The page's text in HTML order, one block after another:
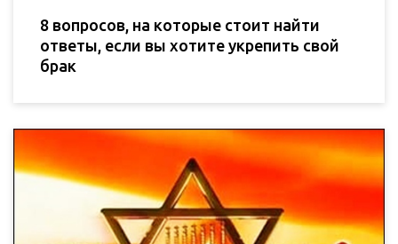
8 вопросов, на которые стоит найти
ответы, если вы хотите укрепить свой
брак